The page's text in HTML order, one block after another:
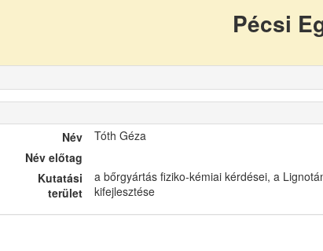
Pécsi
Név
Tóth Géza
Név előtag
Kutatási
terület
a bőrgyártás fiziko-kémiai kérdései, a
kifejlesztése